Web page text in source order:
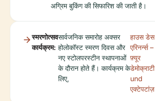
अग्रिम बुकिंग की सिफारिश की जाती है।
स्मरणोत्सव
कार्यक्रम:
सार्वजनिक समारोह अक्सर
होलोकॉस्ट स्मरण दिवस और
नए स्टोलपरस्टीन स्थापनाओं
के दौरान होते हैं। कार्यक्रम के
लिए,
हाउस डेस
एरिनर्न्स –
फ़्यूर
डेमोक्राटी
und
एक्टेपटांज़